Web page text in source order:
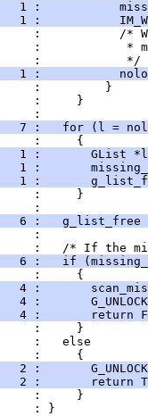
1 :
1 :
:           /*
:            *
:            */
1 :
:         }
:     }
:
7 :   for (l =
:     {
1 :       GList
1 :
1 :
:     }
:
6 :   g_list_free
:
:   /* If the
6 :   if
:     {
4 :
4 :
4 :       return
:     }
:   else
:     {
2 :
2 :       return
:     }
: }